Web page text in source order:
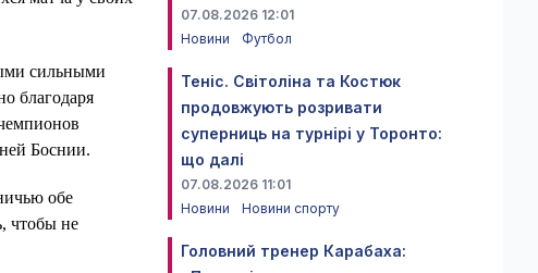
сильными
благодаря
Боснии.
обе
чтобы не
07.08.2026 12:01
Новини
Футбол
Теніс. Світоліна та Костюк
продовжують розривати
суперниць на турнірі у Торонто:
що далі
07.08.2026 11:01
Новини
Новини спорту
Головний тренер Карабаха: